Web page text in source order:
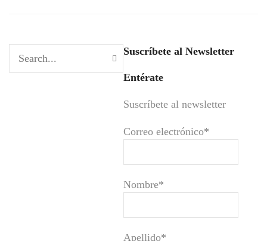
Suscríbete al Newsletter
Entérate
Suscríbete al newsletter
Correo electrónico*
Nombre*
Apellido*